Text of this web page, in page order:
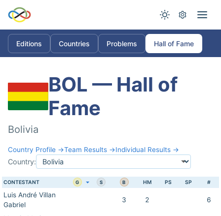
Editions Countries Problems Hall of Fame
BOL — Hall of
Fame
Bolivia
Country Profile →Team Results →Individual Results →
Country:
CONTESTANT G S B HM PS SP #
Luis André Villan
Gabriel
3 2 6